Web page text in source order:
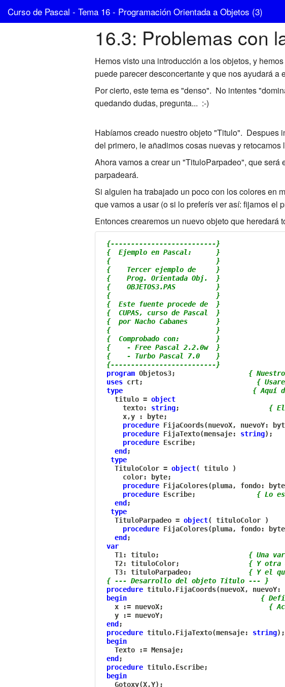
Curso de Pascal - Tema 16 - Programación Orientada a Objetos (3)
16.3: Problemas con
Hemos visto una introducción a los objetos, y
puede parecer desconcertante y que nos ayudará a
Por cierto, este tema es "denso". No intentes
quedando dudas, pregunta... :-)
Habíamos creado nuestro objeto "Titulo". Despues
del primero, le añadimos cosas nuevas y retocamos
Ahora vamos a crear un "TituloParpadeo", que
parpadeará.
Si alguien ha trabajado un poco con los colores en
que vamos a usar (o si lo preferís ver así: fijamos el
Entonces crearemos un nuevo objeto que
{--------------------------}
{  Ejemplo en Pascal:      }
{                          }
{    Tercer ejemplo de     }
{    Prog. Orientada Obj.  }
{    OBJETOS3.PAS          }
{                          }
{  Este fuente procede de  }
{  CUPAS, curso de Pascal  }
{  por Nacho Cabanes       }
{                          }
{  Comprobado con:         }
{    - Free Pascal 2.2.0w  }
{    - Turbo Pascal 7.0    }
{--------------------------}
program Objetos3;
{
uses crt;
{
type
{ Aquí
   titulo
= object
     texto
: string;
{
     x
,y : byte;
procedure FijaCoords(nuevoX, nuevoY:
procedure FijaTexto(mensaje: string) ;
procedure Escribe;
end;
type
   TituloColor
= object( titulo
)
     color
: byte;
procedure FijaColores(pluma, fondo: byte
procedure Escribe;
{ Lo
end;
type
   TituloParpadeo
= object( tituloColor
)
procedure FijaColores(pluma, fondo: byte
end;
var
   T1
: titulo;
{ Una
   T2
: tituloColor;
{ Y
   T3
: tituloParpadeo;
{ Y el
{ --- Desarrollo del objeto Titulo --- }
procedure titulo.FijaCoords(nuevoX, nuevoY:
begin
{
   x
:= nuevoX;
{
   y
:= nuevoY;
end;
procedure titulo.FijaTexto(mensaje: string) ;
begin
   Texto
:= Mensaje;
end;
procedure titulo.Escribe;
begin
   Gotoxy
(X,Y) ;